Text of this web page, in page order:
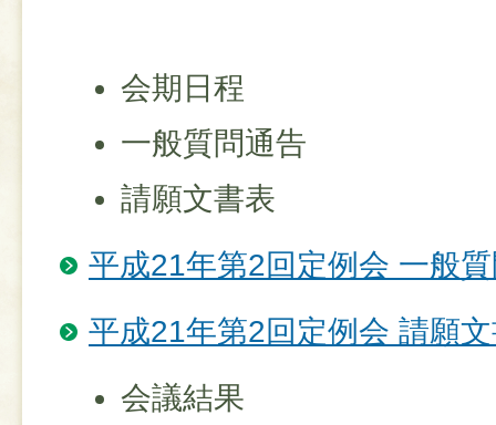
会期日程
一般質問通告
請願文書表
平成21年第2回定例会 一般
平成21年第2回定例会 請願
会議結果